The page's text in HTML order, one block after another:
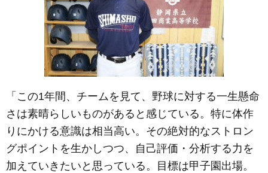
「この1年間、チームを見て、野球に対する一生懸命
さは素晴らしいものがあると感じている。特に体作
りにかける意識は相当高い。その絶対的なストロン
グポイントを生かしつつ、自己評価・分析する力を
加えていきたいと思っている。目標は甲子園出場。